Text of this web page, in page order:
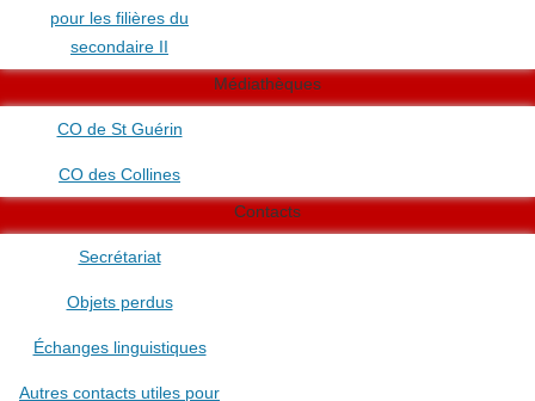
pour les filières du
secondaire II
Médiathèques
CO de St Guérin
CO des Collines
Contacts
Secrétariat
Objets perdus
Échanges linguistiques
Autres contacts utiles pour